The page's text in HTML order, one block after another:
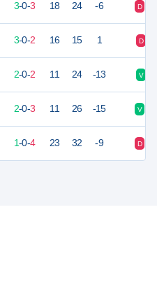
3-0-3 18 24 -6 D
3-0-2 16 15 1 D
2-0-2 11 24 -13 V
2-0-3 11 26 -15 V
1-0-4 23 32 -9 D